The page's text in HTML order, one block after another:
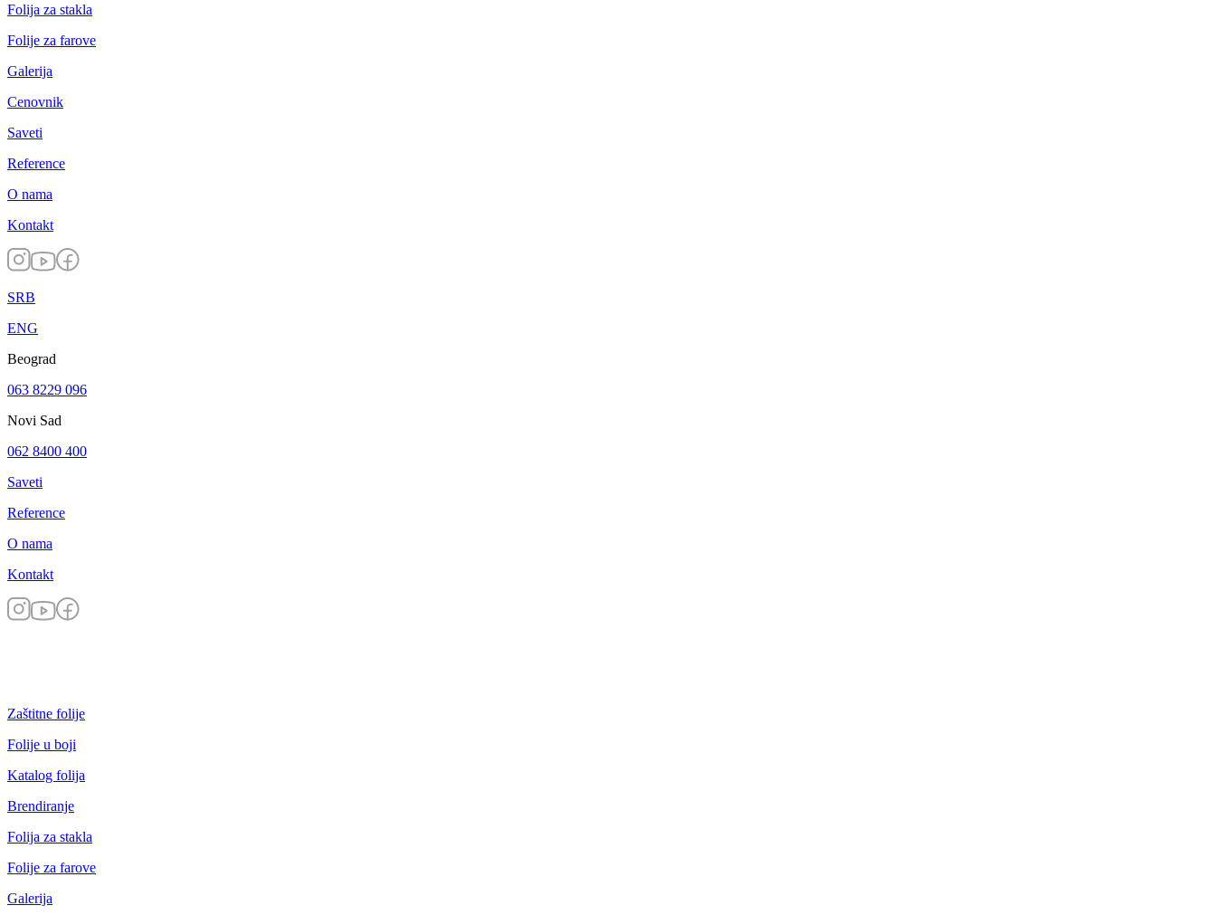
Folija za stakla
Folije za farove
Galerija
Cenovnik
Saveti
Reference
O nama
Kontakt
SRB
ENG
Beograd
063 8229 096
Novi Sad
062 8400 400
Saveti
Reference
O nama
Kontakt
Zaštitne folije
Folije u boji
Katalog folija
Brendiranje
Folija za stakla
Folije za farove
Galerija